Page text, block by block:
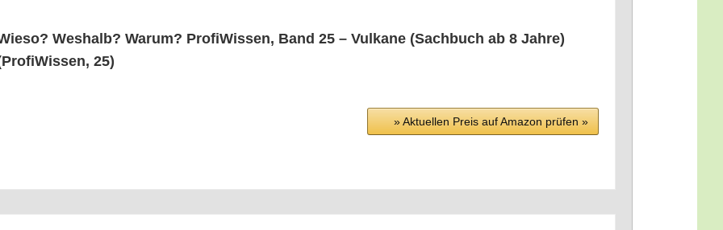
Wes­halb? War­um? Pro­fi­Wis­sen, Band 25 – Vul­ka­ne (Sach­buch ab 8 Jah­re)
25)
» Aktu­el­len Preis auf Ama­zon prü­fen »